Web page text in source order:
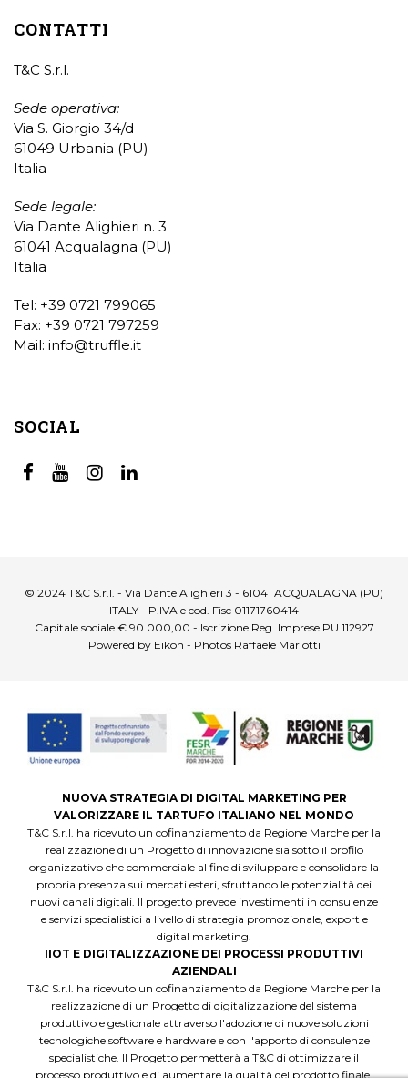
CONTATTI
T&C S.r.l.
Sede operativa:
Via S. Giorgio 34/d
61049 Urbania (PU)
Italia
Sede legale:
Via Dante Alighieri n. 3
61041 Acqualagna (PU)
Italia
Tel: +39 0721 799065
Fax: +39 0721 797259
Mail: info@truffle.it
SOCIAL
© 2024 T&C S.r.l. - Via Dante Alighieri 3 - 61041 ACQUALAGNA (PU)
ITALY - P.IVA e cod. Fisc 01171760414
Capitale sociale € 90.000,00 - Iscrizione Reg. Imprese PU 112927
Powered by Eikon - Photos Raffaele Mariotti
NUOVA STRATEGIA DI DIGITAL MARKETING PER
VALORIZZARE IL TARTUFO ITALIANO NEL MONDO
T&C S.r.l. ha ricevuto un cofinanziamento da Regione Marche per la
realizzazione di un Progetto di innovazione sia sotto il profilo
organizzativo che commerciale al fine di sviluppare e consolidare la
propria presenza sui mercati esteri, sfruttando le potenzialità dei
nuovi canali digitali. Il progetto prevede investimenti in consulenze
e servizi specialistici a livello di strategia promozionale, export e
digital marketing.
IIOT E DIGITALIZZAZIONE DEI PROCESSI PRODUTTIVI
AZIENDALI
T&C S.r.l. ha ricevuto un cofinanziamento da Regione Marche per la
realizzazione di un Progetto di digitalizzazione del sistema
produttivo e gestionale attraverso l'adozione di nuove soluzioni
tecnologiche software e hardware e con l'apporto di consulenze
specialistiche. Il Progetto permetterà a T&C di ottimizzare il
processo produttivo e di aumentare la qualità del prodotto finale,